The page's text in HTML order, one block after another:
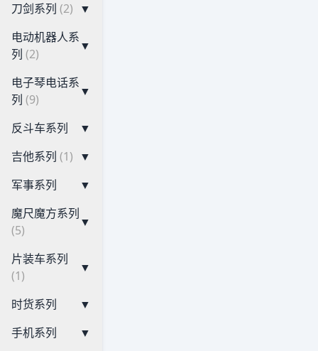
刀剑系列 (2) ▼
电动机器人系
列 (2)
▼
电子琴电话系
列 (9)
▼
反斗车系列
▼
吉他系列 (1) ▼
军事系列
▼
魔尺魔方系列
(5)
▼
片装车系列
(1)
▼
时货系列
▼
手机系列
▼